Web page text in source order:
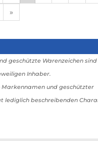
»
geschützte Warenzeichen sind
Inhaber.
Markennamen und geschützter
lediglich beschreibenden